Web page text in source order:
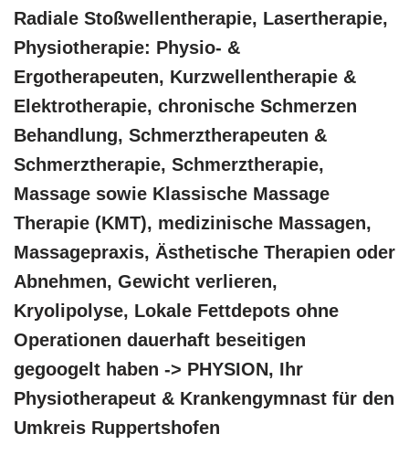
Radiale Stoßwellentherapie, Lasertherapie,
Physiotherapie: Physio- &
Ergotherapeuten, Kurzwellentherapie &
Elektrotherapie, chronische Schmerzen
Behandlung, Schmerztherapeuten &
Schmerztherapie, Schmerztherapie,
Massage sowie Klassische Massage
Therapie (KMT), medizinische Massagen,
Massagepraxis, Ästhetische Therapien oder
Abnehmen, Gewicht verlieren,
Kryolipolyse, Lokale Fettdepots ohne
Operationen dauerhaft beseitigen
gegoogelt haben -> PHYSION, Ihr
Physiotherapeut & Krankengymnast für den
Umkreis Ruppertshofen